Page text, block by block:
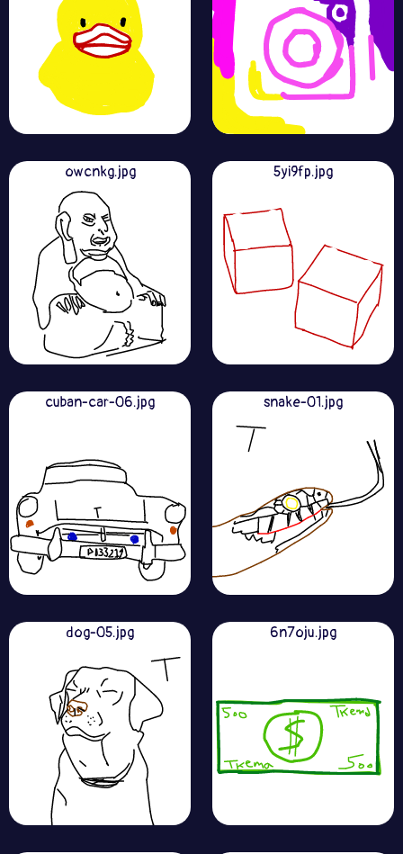
owcnkg.jpg 5yi9fp.jpg
cuban-car-06.jpg snake-01.jpg
dog-05.jpg 6n7oju.jpg